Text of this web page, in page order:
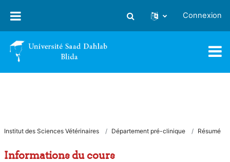
Activer/désactiver la saisie
Connexion
Institut des Sciences Vétérinaires Département pré-clinique Résumé
Informations du cours